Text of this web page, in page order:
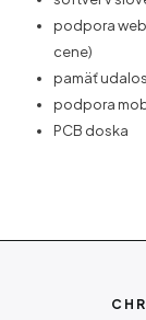
podpora
cene)
pamäť
podpora
PCB doska